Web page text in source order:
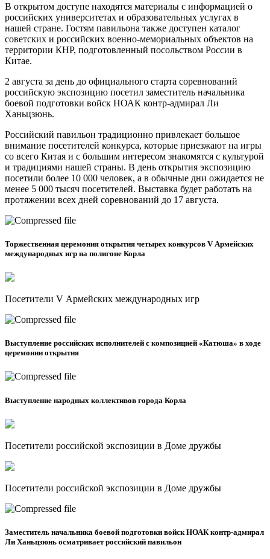
В открытом доступе находятся материалы с информацией о
российских университетах и образовательных услугах в
нашей стране. Гостям павильона также доступен каталог
советских и российских военно-мемориальных объектов на
территории КНР, подготовленный посольством России в
Китае.
2 августа за день до официального старта соревнований
российскую экспозицию посетил заместитель начальника
боевой подготовки войск НОАК контр-адмирал Ли
Ханьцзюнь.
Российский павильон традиционно привлекает большое
внимание посетителей конкурса, которые приезжают на игры
со всего Китая и с большим интересом знакомятся с культурой
и традициями нашей страны. В день открытия экспозицию
посетили более 10 000 человек, а в обычные дни ожидается не
менее 5 000 тысяч посетителей. Выставка будет работать на
протяжении всех дней соревнований до 17 августа.
Торжественная церемония открытия четырех конкурсов V Армейских
международных игр на полигоне Корла
Посетители V Армейских международных игр
Выступление российских исполнителей с композицией «Катюша» в ходе
церемонии открытия
Выступление народных коллективов города Корла
Посетители российской экспозиции в Доме дружбы
Посетители российской экспозиции в Доме дружбы
Заместитель начальника боевой подготовки войск НОАК контр-адмирал
Ли Ханьцзюнь осматривает российский павильон